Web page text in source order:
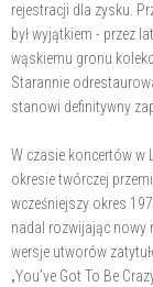
rejestracji dla zysku.
był wyjątkiem - przez
wąskiemu gronu
Starannie
stanowi definitywny
W czasie koncertów w
okresie twórczej
wcześniejszy okres
nadal rozwijając nowy
wersje utworów
„You’ve Got To Be